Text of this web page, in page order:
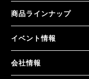
商品ラインナップ
イベント情報
会社情報